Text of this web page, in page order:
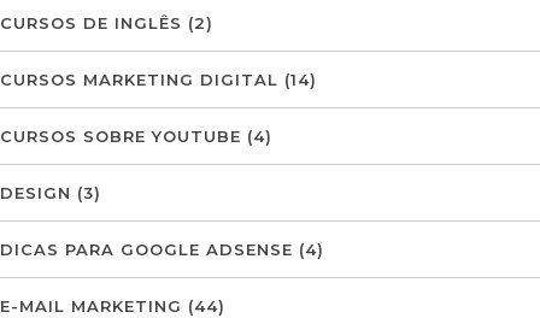
CURSOS DE INGLÊS (2)
CURSOS MARKETING DIGITAL (14)
CURSOS SOBRE YOUTUBE (4)
DESIGN (3)
DICAS PARA GOOGLE ADSENSE (4)
E-MAIL MARKETING (44)